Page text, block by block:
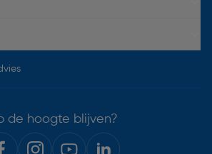
de hoogte blijven?